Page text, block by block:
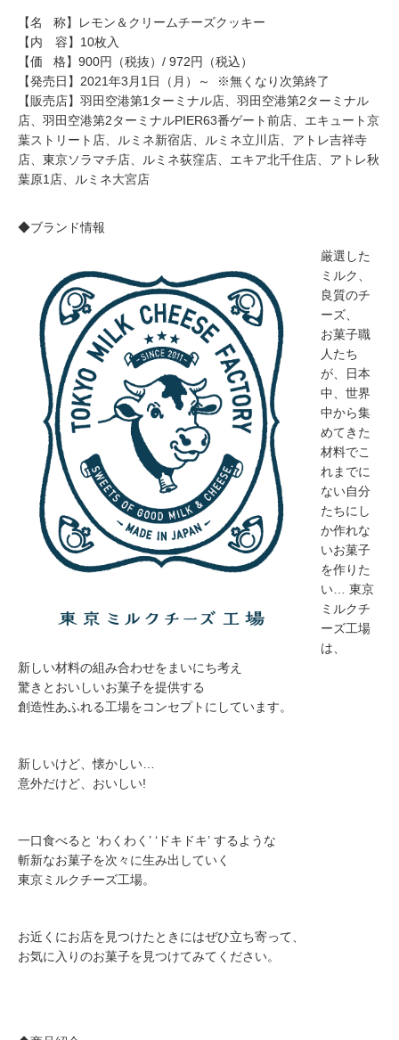
【名 称】レモン＆クリームチーズクッキー
【内 容】10枚入
【価 格】900円（税抜）/ 972円（税込）
【発売日】2021年3月1日（月）～ ※無くなり次第終了
【販売店】羽田空港第1ターミナル店、羽田空港第2ターミナル
店、羽田空港第2ターミナルPIER63番ゲート前店、エキュート京
葉ストリート店、ルミネ新宿店、ルミネ立川店、アトレ吉祥寺
店、東京ソラマチ店、ルミネ荻窪店、エキア北千住店、アトレ秋
葉原1店、ルミネ大宮店
◆ブランド情報
厳選した
ミルク、
良質のチ
ーズ、
お菓子職
人たち
が、日本
中、世界
中から集
めてきた
材料でこ
れまでに
ない自分
たちにし
か作れな
いお菓子
を作りた
い… 東京
ミルクチ
ーズ工場
は、
新しい材料の組み合わせをまいにち考え
驚きとおいしいお菓子を提供する
創造性あふれる工場をコンセプトにしています。
新しいけど、懐かしい…
意外だけど、おいしい!
一口食べると ‘わくわく’ ‘ドキドキ’ するような
斬新なお菓子を次々に生み出していく
東京ミルクチーズ工場。
お近くにお店を見つけたときにはぜひ立ち寄って、
お気に入りのお菓子を見つけてみてください。